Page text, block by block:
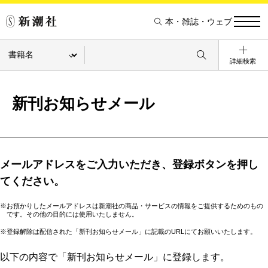
本・雑誌・ウェブ
詳細検索
新刊お知らせメール
メールアドレスをご入力いただき、登録ボタンを押し
てください。
※お預かりしたメールアドレスは新潮社の商品・サービスの情報をご提供するためのもの
です。その他の目的には使用いたしません。
※登録解除は配信された「新刊お知らせメール」に記載のURLにてお願いいたします。
以下の内容で「新刊お知らせメール」に登録します。